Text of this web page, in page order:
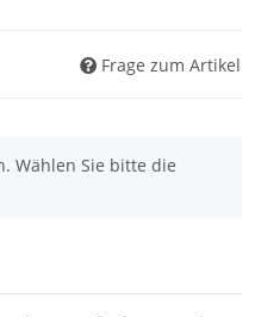
Frage zum Artikel
Wählen Sie bitte die